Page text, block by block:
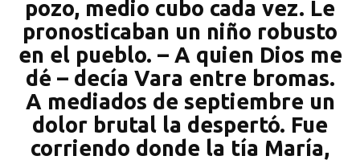
pozo, medio cubo cada vez. Le
pronosticaban un niño robusto
en el pueblo. – A quien Dios me
dé – decía Vara entre bromas.
A mediados de septiembre un
dolor brutal la despertó. Fue
corriendo donde la tía María,